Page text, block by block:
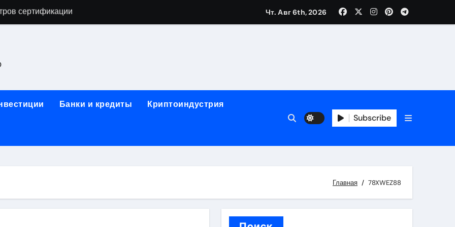
бра в виде факела с эффектом старины
работы на объектах культурного наследия
одежды: джемперы, брюки, куртки
для международных расчетов
от проектной документации до противопожарных мероприятий и обустройства мест отдыха
Чт. Авг 6th, 2026
Банки и кредиты Криптоиндустрия
Subscribe
Главная 78XWEZ88